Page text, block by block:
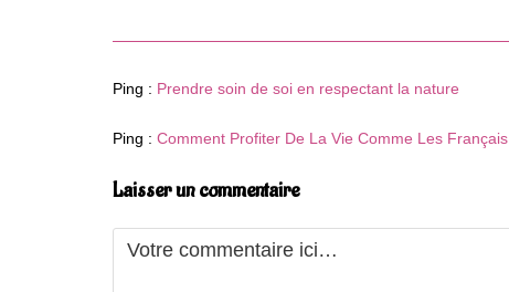
Ping : Prendre soin de soi en respectant la nature
Ping : Comment Profiter De La Vie Comme Les Français
Laisser un commentaire
Comment